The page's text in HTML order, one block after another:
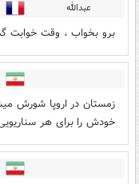
عبدالله
برو بخواب ، وقت خوابت
زمستان در اروپا شورش
خودش را برای هر